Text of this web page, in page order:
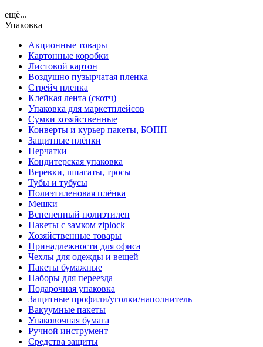
ещё...
Упаковка
Акционные товары
Картонные коробки
Листовой картон
Воздушно пузырчатая пленка
Стрейч пленка
Клейкая лента (скотч)
Упаковка для маркетплейсов
Сумки хозяйственные
Конверты и курьер пакеты, БОПП
Защитные плёнки
Перчатки
Кондитерская упаковка
Веревки, шпагаты, тросы
Тубы и тубусы
Полиэтиленовая плёнка
Мешки
Вспененный полиэтилен
Пакеты с замком ziplock
Хозяйственные товары
Принадлежности для офиса
Чехлы для одежды и вещей
Пакеты бумажные
Наборы для переезда
Подарочная упаковка
Защитные профили/уголки/наполнитель
Вакуумные пакеты
Упаковочная бумага
Ручной инструмент
Средства защиты